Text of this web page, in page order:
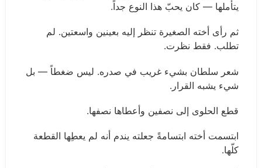
يتأملها — كان يحبّ هذا النوع جداً.
ثم رأى أخته الصغيرة تنظر إليه بعينين واسعتين. لم
تطلب. فقط نظرت.
شعر سلطان بشيء غريب في صدره. ليس ضغطاً — بل
شيء يشبه القرار.
قطع الحلوى إلى نصفين وأعطاها نصفها.
ابتسمت أخته ابتسامةً جعلته يندم أنه لم يعطِها القطعة
كلّها.